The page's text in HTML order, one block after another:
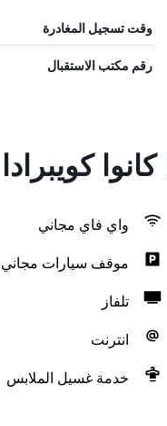
وقت تسجيل المغادرة
رقم مكتب الاستقبال
كويبرادا
واي فاي مجاني
موقف سيارات مجاني
تلفاز
انترنت
خدمة غسيل الملابس